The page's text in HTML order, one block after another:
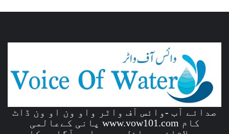
صدائے آب -وائس آف واٹر واو ون او ون ڈاٹ
کام www.vow101.com پانی کےعالمی